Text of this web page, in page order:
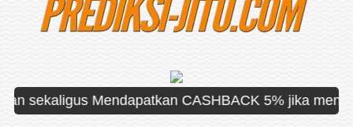
Mendapatkan CASHBACK 5% jika